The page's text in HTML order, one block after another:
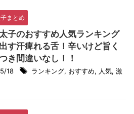
まとめ
子のおすすめ人気ランキング
出す汗痺れる舌！辛いけど旨く
き間違いなし！！
18 ランキング, おすすめ, 人気, 激